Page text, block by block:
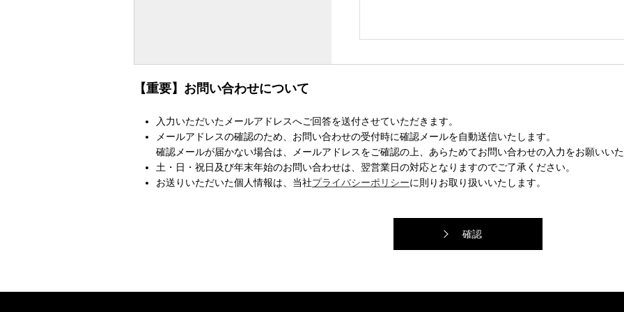
【重要】お問い合わせについて
入力いただいたメールアドレスへご回答を送付させていただきます。
メールアドレスの確認のため、お問い合わせの受付時に確認メールを自動送信いたします。
確認メールが届かない場合は、メールアドレスをご確認の上、あらためてお問い合わせの入力をお願いい
土・日・祝日及び年末年始のお問い合わせは、翌営業日の対応となりますのでご了承ください。
お送りいただいた個人情報は、当社プライバシーポリシーに則りお取り扱いいたします。
確認